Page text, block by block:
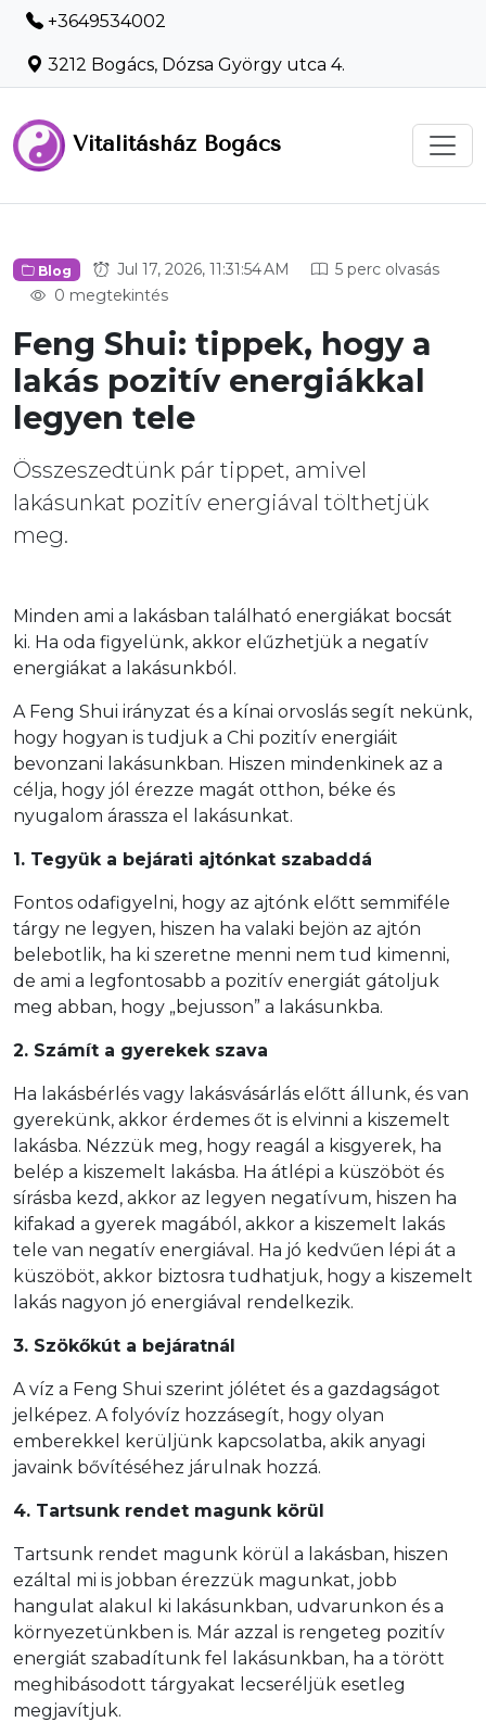
+3649534002
3212 Bogács, Dózsa György utca 4.
Vitalitásház Bogács
Blog Jul 17, 2026, 11:31:54 AM
5 perc olvasás
0 megtekintés
Feng Shui: tippek, hogy a
lakás pozitív energiákkal
legyen tele
Összeszedtünk pár tippet, amivel
lakásunkat pozitív energiával tölthetjük
meg.
Minden ami a lakásban található energiákat bocsát
ki. Ha oda figyelünk, akkor elűzhetjük a negatív
energiákat a lakásunkból.
A Feng Shui irányzat és a kínai orvoslás segít nekünk,
hogy hogyan is tudjuk a Chi pozitív energiáit
bevonzani lakásunkban. Hiszen mindenkinek az a
célja, hogy jól érezze magát otthon, béke és
nyugalom árassza el lakásunkat.
1. Tegyük a bejárati ajtónkat szabaddá
Fontos odafigyelni, hogy az ajtónk előtt semmiféle
tárgy ne legyen, hiszen ha valaki bejön az ajtón
belebotlik, ha ki szeretne menni nem tud kimenni,
de ami a legfontosabb a pozitív energiát gátoljuk
meg abban, hogy „bejusson” a lakásunkba.
2. Számít a gyerekek szava
Ha lakásbérlés vagy lakásvásárlás előtt állunk, és van
gyerekünk, akkor érdemes őt is elvinni a kiszemelt
lakásba. Nézzük meg, hogy reagál a kisgyerek, ha
belép a kiszemelt lakásba. Ha átlépi a küszöböt és
sírásba kezd, akkor az legyen negatívum, hiszen ha
kifakad a gyerek magából, akkor a kiszemelt lakás
tele van negatív energiával. Ha jó kedvűen lépi át a
küszöböt, akkor biztosra tudhatjuk, hogy a kiszemelt
lakás nagyon jó energiával rendelkezik.
3. Szökőkút a bejáratnál
A víz a Feng Shui szerint jólétet és a gazdagságot
jelképez. A folyóvíz hozzásegít, hogy olyan
emberekkel kerüljünk kapcsolatba, akik anyagi
javaink bővítéséhez járulnak hozzá.
4. Tartsunk rendet magunk körül
Tartsunk rendet magunk körül a lakásban, hiszen
ezáltal mi is jobban érezzük magunkat, jobb
hangulat alakul ki lakásunkban, udvarunkon és a
környezetünkben is. Már azzal is rengeteg pozitív
energiát szabadítunk fel lakásunkban, ha a törött
meghibásodott tárgyakat lecseréljük esetleg
megjavítjuk.